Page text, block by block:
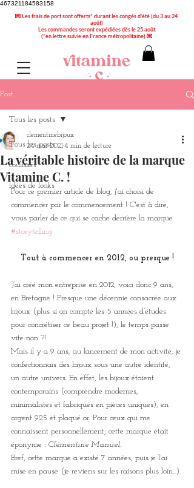
467321184583158
💌 Les frais de port sont offerts* durant les congés d'été (du 3 au 24
août)
Les commandes seront expédiées dès le 25 août
(*en lettre suivie en France métropolitaine) 💌
Post
Tous les posts
coulisses
idées de looks
Tous les posts
La véritable histoire de la marque
Vitamine C. !
clementinebijoux
24 mai 20214 min de lecture
Pour ce premier article de blog, j'ai choisi de
commencer par le commencement ! C'est à dire,
vous parler de ce qui se cache derrière la marque
#storytelling
Tout à commencer en 2012, ou presque !
J’ai créé mon entreprise en 2012, voici donc 9 ans,
en Bretagne ! Presque une décennie consacrée aux
bijoux (plus si on compte les 5 années d’études
pour concrétiser ce beau projet !), le temps passe
vite non ?!
Mais il y a 9 ans, au lancement de mon activité, je
confectionnais des bijoux sous une autre identité,
un autre univers. En effet, les bijoux étaient
contemporains (comprendre modernes,
minimalistes et fabriqués en pièces uniques), en
argent 925 et plaqué or. Pour ceux qui me
connaissent personnellement, cette marque était
éponyme : Clémentine Manuel.
Bref, cette marque a existé 7 années, puis je l’ai
mise en pause (je reviens sur les raisons plus loin...).